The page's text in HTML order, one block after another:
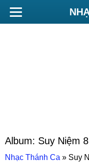
Album: Suy Niệm
Nhạc Thánh Ca » Suy